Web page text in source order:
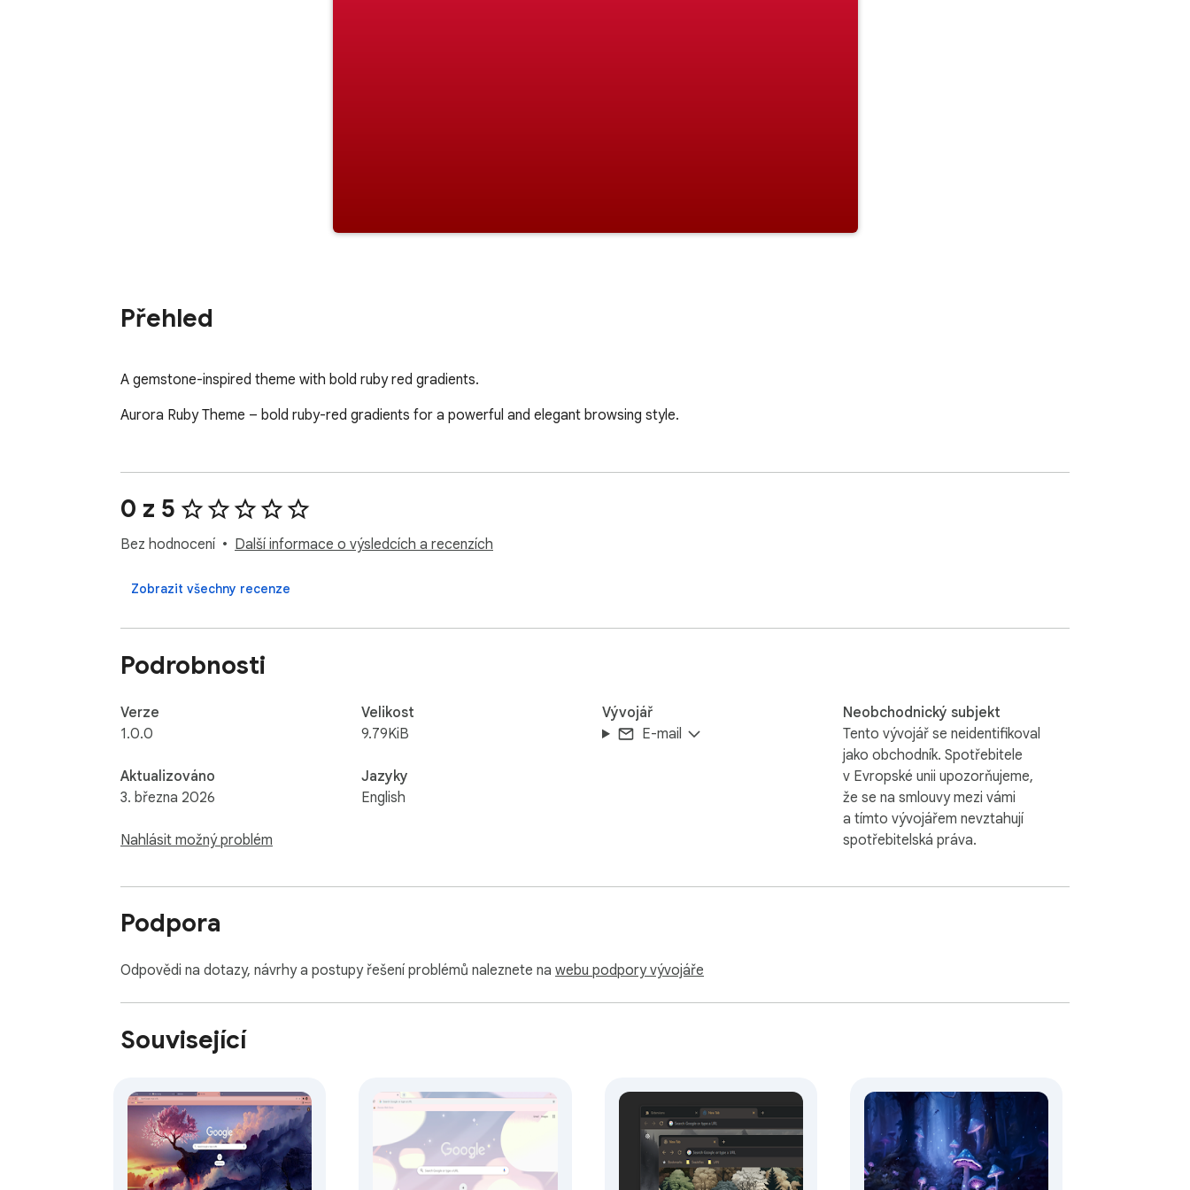
Přehled
A gemstone-inspired theme with bold ruby red gradients.
Aurora Ruby Theme – bold ruby-red gradients for a powerful and elegant browsing style.
0 z 5
Bez hodnocení Další informace o výsledcích a recenzích
Zobrazit všechny recenze
Podrobnosti
Verze
1.0.0
Aktualizováno
3. března 2026
Nahlásit možný problém
Velikost
9.79KiB
Jazyky
English
Vývojář
E-mail
Neobchodnický subjekt
Tento vývojář se neidentifikoval
jako obchodník. Spotřebitele
v Evropské unii upozorňujeme,
že se na smlouvy mezi vámi
a tímto vývojářem nevztahují
spotřebitelská práva.
Podpora
Odpovědi na dotazy, návrhy a postupy řešení problémů naleznete na webu podpory vývojáře
Související